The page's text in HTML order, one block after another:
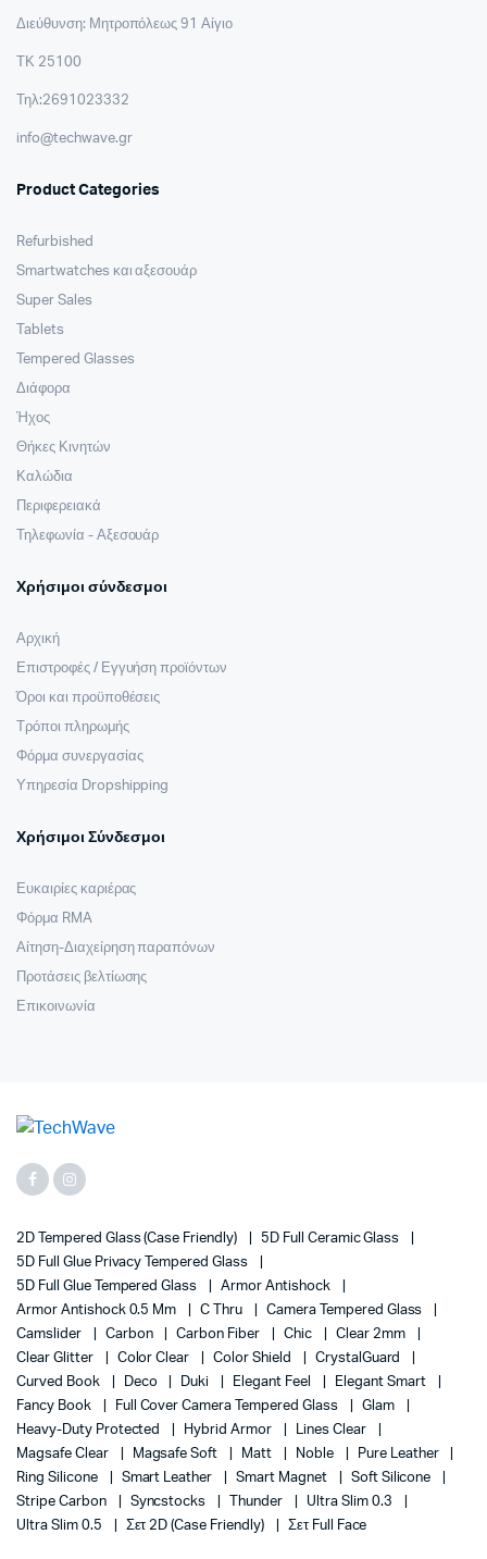
Διεύθυνση: Μητροπόλεως 91 Αίγιο
ΤΚ 25100
Τηλ:2691023332
info@techwave.gr
Product Categories
Refurbished
Smartwatches και αξεσουάρ
Super Sales
Tablets
Tempered Glasses
Διάφορα
Ήχος
Θήκες Κινητών
Καλώδια
Περιφερειακά
Τηλεφωνία - Αξεσουάρ
Χρήσιμοι σύνδεσμοι
Αρχική
Επιστροφές / Εγγυήση προϊόντων
Όροι και προϋποθέσεις
Τρόποι πληρωμής
Φόρμα συνεργασίας
Υπηρεσία Dropshipping
Χρήσιμοι Σύνδεσμοι
Ευκαιρίες καριέρας
Φόρμα RMA
Αίτηση-Διαχείρηση παραπόνων
Προτάσεις βελτίωσης
Επικοινωνία
2D Tempered Glass (case Friendly)
5D Full Ceramic Glass
5D Full Glue Privacy Tempered Glass
5D Full Glue Tempered Glass
Armor Antishock
Armor Antishock 0.5 Mm
C Thru
Camera Tempered Glass
Camslider
Carbon Carbon Fiber Chic
Clear 2mm
Clear Glitter
Color Clear Color Shield
CrystalGuard
Curved Book
Deco Duki Elegant Feel
Elegant Smart
Fancy Book
Full Cover Camera Tempered Glass
Glam
Heavy-Duty Protected
Hybrid Armor
Lines Clear
Magsafe Clear
Magsafe Soft Matt Noble
Pure Leather
Ring Silicone
Smart Leather Smart Magnet
Soft Silicone
Stripe Carbon
Syncstocks Thunder
Ultra Slim 0.3
Ultra Slim 0.5
Σετ 2D (case Friendly) Σετ Full Face